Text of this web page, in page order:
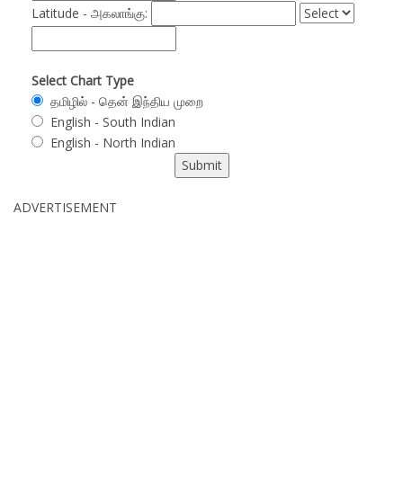
Latitude - அகலாங்கு:
Select Chart Type
தமிழில் - தென் இந்திய முறை
English - South Indian
English - North Indian
ADVERTISEMENT